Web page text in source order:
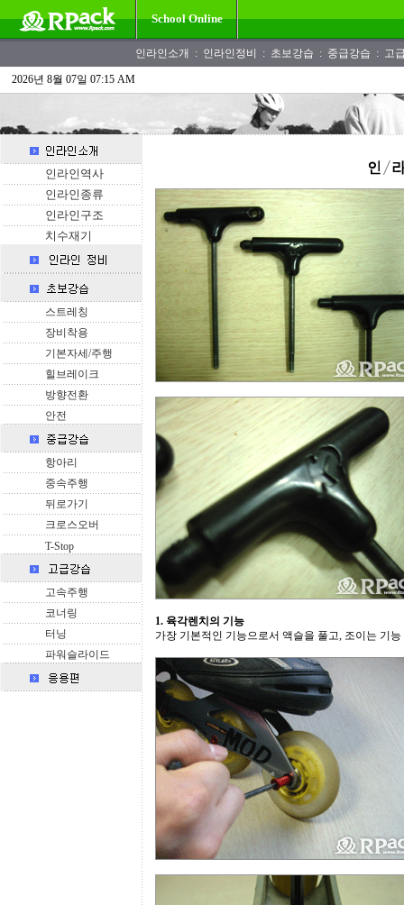
School Online
인라인소개 : 인라인정비 : 초보강습 : 중급강습 : 고
2026년 8월 07일 07:15 AM
인라인역사
인라인종류
인라인구조
치수재기
스트레칭
장비착용
기본자세/주행
힐브레이크
방향전환
안전
항아리
중속주행
뒤로가기
크로스오버
T-Stop
고속주행
코너링
터닝
파워슬라이드
1. 육각렌치의 기능
가장 기본적인 기능으로서 액슬을 풀고, 조이는 기